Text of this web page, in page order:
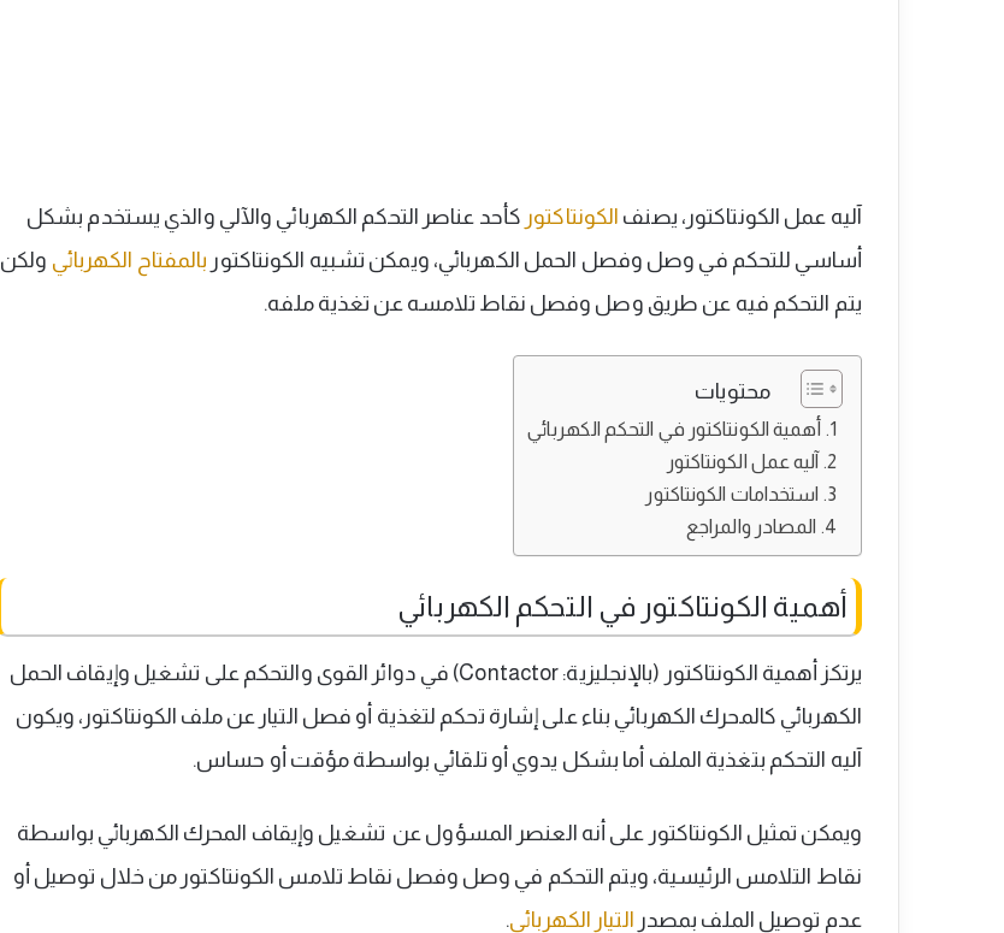
آليه عمل الكونتاكتور، يصنف الكونتاكتور كأحد عناصر التحكم الكهربائي والآلي والذي يستخدم بشكل
أساسي للتحكم في وصل وفصل الحمل الكهربائي، ويمكن تشبيه الكونتاكتور بالمفتاح الكهربائي ولكن
يتم التحكم فيه عن طريق وصل وفصل نقاط تلامسه عن تغذية ملفه.
محتويات
أهمية الكونتاكتور في التحكم الكهربائي
آليه عمل الكونتاكتور
استخدامات الكونتاكتور
المصادر والمراجع
أهمية الكونتاكتور في التحكم الكهربائي
يرتكز أهمية الكونتاكتور (بالإنجليزية: Contactor) في دوائر القوى والتحكم على تشغيل وإيقاف الحمل
الكهربائي كالمحرك الكهربائي بناء على إشارة تحكم لتغذية أو فصل التيار عن ملف الكونتاكتور، ويكون
آليه التحكم بتغذية الملف أما بشكل يدوي أو تلقائي بواسطة مؤقت أو حساس.
ويمكن تمثيل الكونتاكتور على أنه العنصر المسؤول عن تشغيل وإيقاف المحرك الكهربائي بواسطة
نقاط التلامس الرئيسية، ويتم التحكم في وصل وفصل نقاط تلامس الكونتاكتور من خلال توصيل أو
عدم توصيل الملف بمصدر التيار الكهربائي.